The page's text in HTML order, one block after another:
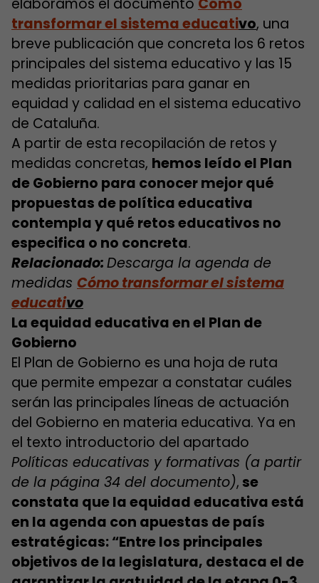
elaboramos el documento Cómo
transformar el sistema educativo, una
breve publicación que concreta los 6 retos
principales del sistema educativo y las 15
medidas prioritarias para ganar en
equidad y calidad en el sistema educativo
de Cataluña.
A partir de esta recopilación de retos y
medidas concretas, hemos leído el Plan
de Gobierno para conocer mejor qué
propuestas de política educativa
contempla y qué retos educativos no
especifica o no concreta.
Relacionado:Descarga la agenda de
medidas Cómo transformar el sistema
educativo
La equidad educativa en el Plan de
Gobierno
El Plan de Gobierno es una hoja de ruta
que permite empezar a constatar cuáles
serán las principales líneas de actuación
del Gobierno en materia educativa. Ya en
el texto introductorio del apartado
Políticas educativas y formativas (a partir
de la página 34 del documento),se
constata que la equidad educativa está
en la agenda con apuestas de país
estratégicas:“Entre los principales
objetivos de la legislatura, destaca el de